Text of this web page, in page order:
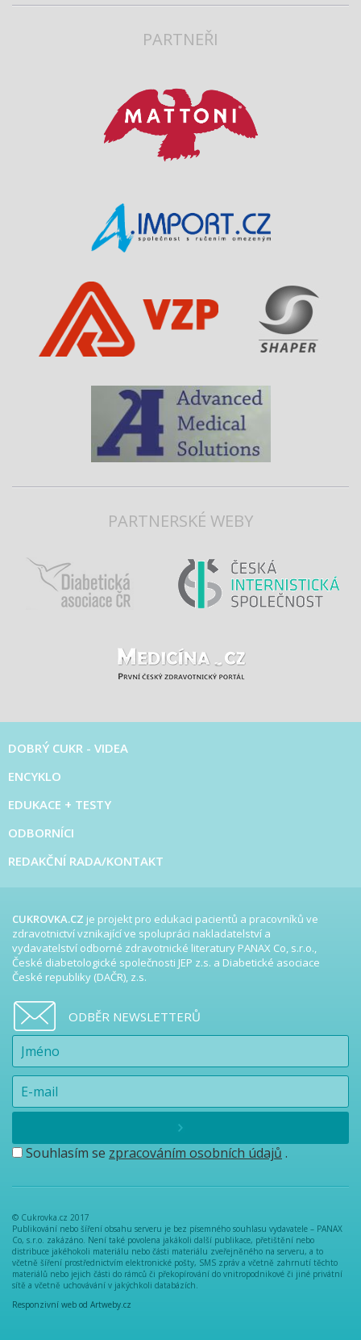
PARTNEŘI
PARTNERSKÉ WEBY
DOBRÝ CUKR - VIDEA
ENCYKLO
EDUKACE + TESTY
ODBORNÍCI
REDAKČNÍ RADA/KONTAKT
CUKROVKA.CZ je projekt pro edukaci pacientů a pracovníků ve
zdravotnictví vznikající ve spolupráci nakladatelství a
vydavatelství odborné zdravotnické literatury PANAX Co, s.r.o.,
České diabetologické společnosti JEP z.s. a Diabetické asociace
České republiky (DAČR), z.s.
ODBĚR NEWSLETTERŮ
Souhlasím se zpracováním osobních údajů .
© Cukrovka.cz 2017
Publikování nebo šíření obsahu serveru je bez písemného souhlasu vydavatele – PANAX
Co, s.r.o. zakázáno. Není také povolena jakákoli další publikace, přetištění nebo
distribuce jakéhokoli materiálu nebo části materiálu zveřejněného na serveru, a to
včetně šíření prostřednictvím elektronické pošty, SMS zpráv a včetně zahrnutí těchto
materiálů nebo jejich části do rámců či překopírování do vnitropodnikové či jiné privátní
sítě a včetně uchovávání v jakýchkoli databázích.
Responzivní web od Artweby.cz